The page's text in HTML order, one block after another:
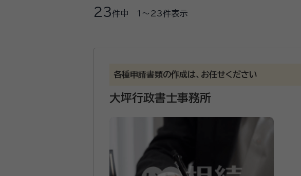
23件中 1〜23件表示
各種申請書類の作成は、お任せください
大坪行政書士事務所